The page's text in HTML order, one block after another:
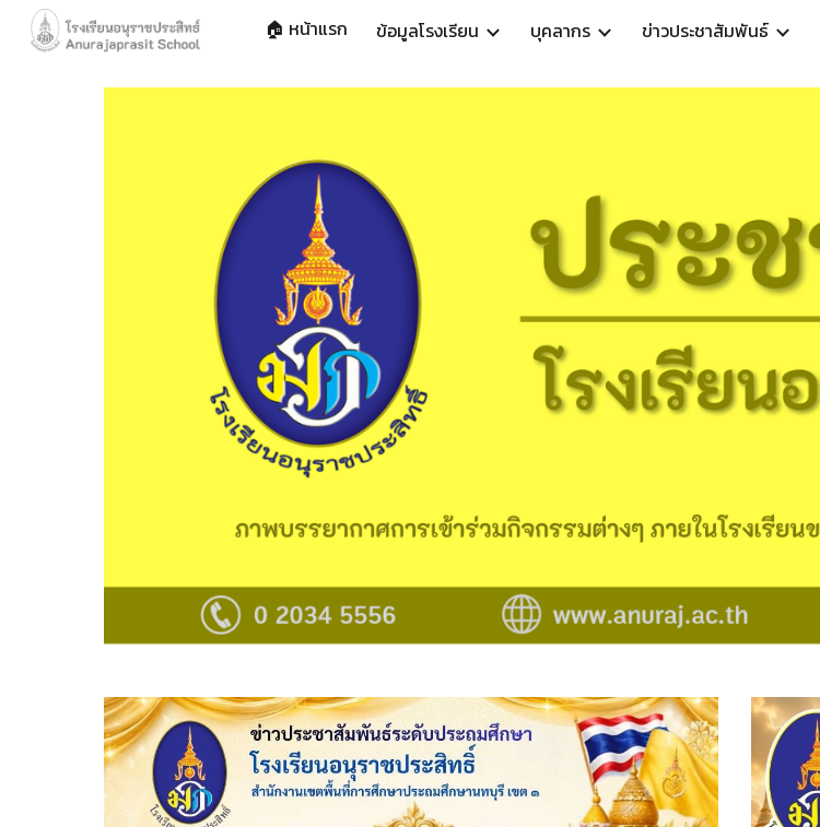
Skip to main content
🏠 หน้าแรก ข้อมูลโรงเรียน บุคลากร ข่าวประชาสัมพันธ์